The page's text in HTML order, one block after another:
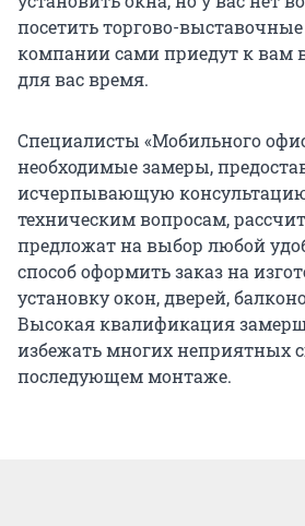
посетить торгово-
компании сами приедут к вам
для вас время.
Специалисты «Мобильного
необходимые замеры,
исчерпывающую
техническим вопросам,
предложат на выбор любой
способ оформить заказ на
установку окон, дверей,
Высокая квалификация
избежать многих неприятных
последующем монтаже.